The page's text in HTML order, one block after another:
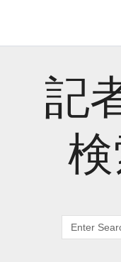
記